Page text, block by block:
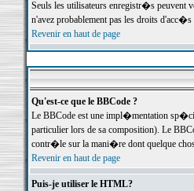
Seuls les utilisateurs enregistr�s peuvent
n'avez probablement pas les droits
Revenir en haut de page
Qu'est-ce que le BBCode ?
Le BBCode est une impl�mentation
particulier lors de sa composition). Le
contr�le sur la mani�re dont quelque
Revenir en haut de page
Puis-je utiliser le HTML?